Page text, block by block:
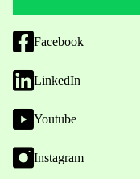
Facebook
LinkedIn
Youtube
Instagram